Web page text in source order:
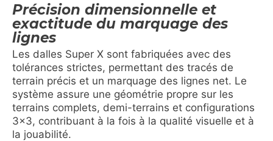
Précision dimensionnelle et
exactitude du marquage des
lignes
Les dalles Super X sont fabriquées avec des
tolérances strictes, permettant des tracés de
terrain précis et un marquage des lignes net. Le
système assure une géométrie propre sur les
terrains complets, demi-terrains et configurations
3×3, contribuant à la fois à la qualité visuelle et à
la jouabilité.